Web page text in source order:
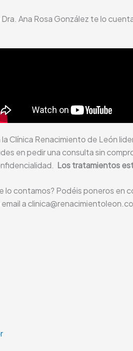
Dra. Ana Rosa González te lo
la Clínica Renacimiento de León
en pedir una consulta sin
Los tratamientos
lo contamos? Podéis poneros en
email a